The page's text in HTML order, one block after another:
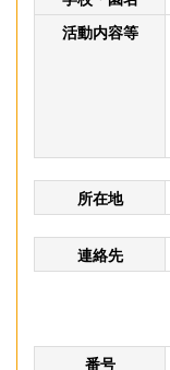
活動内容等
所在地
連絡先
番号